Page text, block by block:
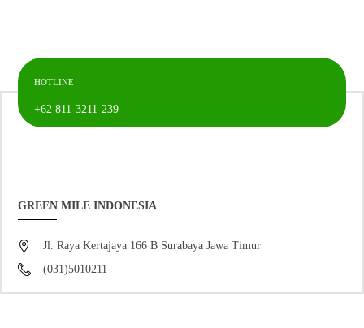
HOTLINE
+62 811-3211-239
GREEN MILE INDONESIA
Jl. Raya Kertajaya 166 B Surabaya Jawa Timur
(031)5010211